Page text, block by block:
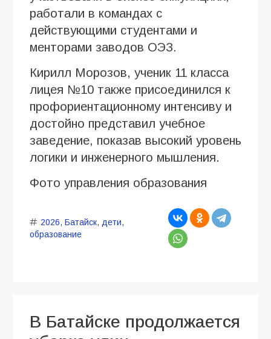
работали в командах с
действующими студентами и
менторами заводов ОЭЗ.
Кирилл Морозов, ученик 11 класса
лицея №10 также присоединился к
профориентационному интенсиву и
достойно представил учебное
заведение, показав высокий уровень
логики и инженерного мышления.
Фото управления образования
2026, Батайск, дети,
образование
В Батайске продолжается